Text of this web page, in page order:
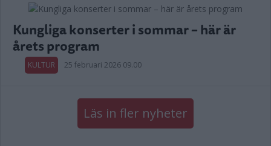
Kungliga konserter i sommar – här är
årets program
KULTUR 25 februari 2026 09.00
Läs in fler nyheter